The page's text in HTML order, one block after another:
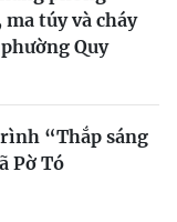
túy và cháy
Quy
“Thắp sáng
Pờ Tó